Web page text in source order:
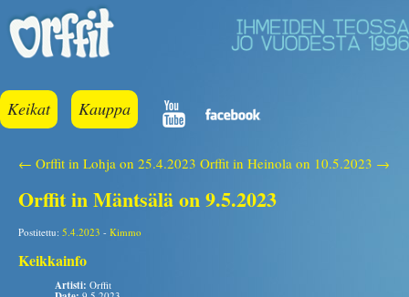
Keikat Kauppa
← Orffit in Lohja on 25.4.2023 Orffit in Heinola on 10.5.2023 →
Orffit in Mäntsälä on 9.5.2023
Postitettu: 5.4.2023 - Kimmo
Keikkainfo
Artisti: Orffit